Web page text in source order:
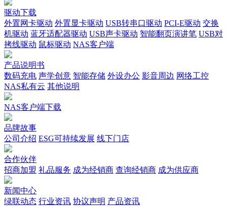
驱动下载
外置网卡驱动 外置显卡驱动 USB转串口驱动 PCI-E驱动 交换
机驱动 蓝牙适配器驱动 USB声卡驱动 智能翻页演讲笔 USB对
拷线驱动 鼠标驱动 NAS客户端
产品说明书
数码充电 声学创意 智能存储 外设办公 影音周边 网络工控
NAS私有云 其他说明
NAS客户端下载
品牌故事
公司介绍 ESG可持续发展 线下门店
合作伙伴
招商加盟 礼品服务 成为经销商 查询经销商 成为供应商
新闻中心
绿联动态 行业资讯 协议声明 产品资讯